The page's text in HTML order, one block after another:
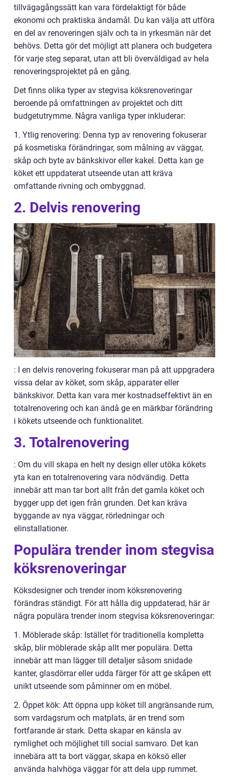
tillvägagångssätt kan vara fördelaktigt för både
ekonomi och praktiska ändamål. Du kan välja att utföra
en del av renoveringen själv och ta in yrkesmän när det
behövs. Detta gör det möjligt att planera och budgetera
för varje steg separat, utan att bli överväldigad av hela
renoveringsprojektet på en gång.
Det finns olika typer av stegvisa köksrenoveringar
beroende på omfattningen av projektet och ditt
budgetutrymme. Några vanliga typer inkluderar:
1. Ytlig renovering: Denna typ av renovering fokuserar
på kosmetiska förändringar, som målning av väggar,
skåp och byte av bänkskivor eller kakel. Detta kan ge
köket ett uppdaterat utseende utan att kräva
omfattande rivning och ombyggnad.
2. Delvis renovering
: I en delvis renovering fokuserar man på att uppgradera
vissa delar av köket, som skåp, apparater eller
bänkskivor. Detta kan vara mer kostnadseffektivt än en
totalrenovering och kan ändå ge en märkbar förändring
i kökets utseende och funktionalitet.
3. Totalrenovering
: Om du vill skapa en helt ny design eller utöka kökets
yta kan en totalrenovering vara nödvändig. Detta
innebär att man tar bort allt från det gamla köket och
bygger upp det igen från grunden. Det kan kräva
byggande av nya väggar, rörledningar och
elinstallationer.
Populära trender inom stegvisa
köksrenoveringar
Köksdesigner och trender inom köksrenovering
förändras ständigt. För att hålla dig uppdaterad, här är
några populära trender inom stegvisa köksrenoveringar:
1. Möblerade skåp: Istället för traditionella kompletta
skåp, blir möblerade skåp allt mer populära. Detta
innebär att man lägger till detaljer såsom snidade
kanter, glasdörrar eller udda färger för att ge skåpen ett
unikt utseende som påminner om en möbel.
2. Öppet kök: Att öppna upp köket till angränsande rum,
som vardagsrum och matplats, är en trend som
fortfarande är stark. Detta skapar en känsla av
rymlighet och möjlighet till social samvaro. Det kan
innebära att ta bort väggar, skapa en köksö eller
använda halvhöga väggar för att dela upp rummet.